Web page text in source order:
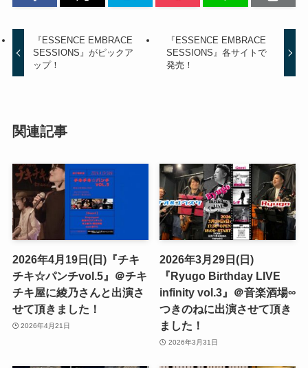
『ESSENCE EMBRACE
SESSIONS』がピックア
ップ！
『ESSENCE EMBRACE
SESSIONS』各サイトで
発売！
関連記事
2026年4月19日(日)『チキ
チキ☆パンチvol.5』＠チキ
チキ屋に綾乃さんと出演さ
せて頂きました！
2026年4月21日
2026年3月29日(日)
『Ryugo Birthday LIVE
infinity vol.3』＠音楽酒場∞
つきのねに出演させて頂き
ました！
2026年3月31日